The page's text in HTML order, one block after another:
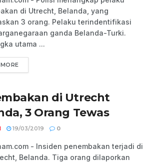
di Utrecht, Belanda, yang
3 orang. Pelaku terindentifikasi
ganda Belanda-Turki.
utama ...
di Utrecht
3 Orang Tewas
19/03/2019 0
- Insiden penembakan terjadi di
Belanda. Tiga orang dilaporkan